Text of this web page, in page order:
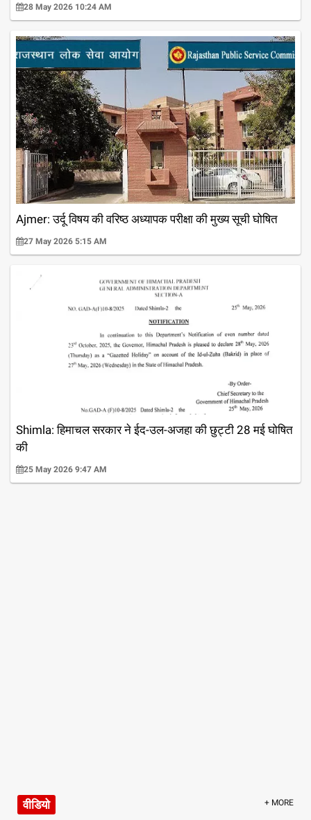
28 May 2026 10:24 AM
Ajmer: उर्दू विषय की वरिष्ठ अध्यापक परीक्षा की मुख्य सूची घोषित
27 May 2026 5:15 AM
Shimla: हिमाचल सरकार ने ईद-उल-अजहा की छुट्टी 28 मई घोषित
की
25 May 2026 9:47 AM
वीडियो + MORE